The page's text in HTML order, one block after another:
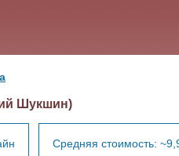
Шукшин)
Средняя стоимость: